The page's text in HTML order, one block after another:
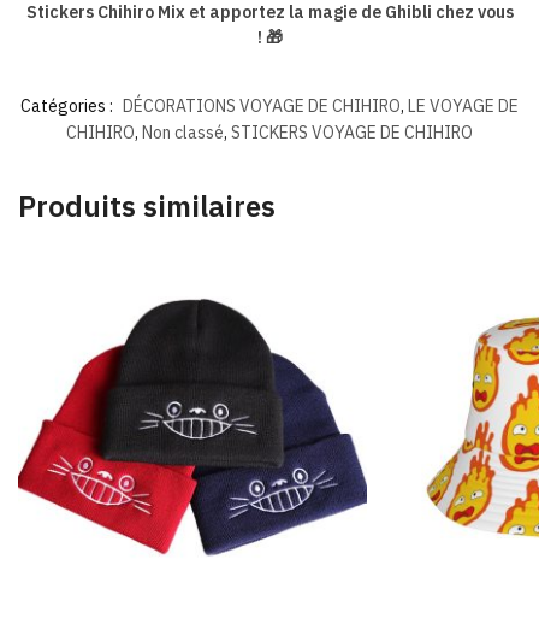
Stickers Chihiro Mix et apportez la magie de Ghibli chez vous
! 🎁
Catégories : DÉCORATIONS VOYAGE DE CHIHIRO, LE VOYAGE DE
CHIHIRO, Non classé, STICKERS VOYAGE DE CHIHIRO
Produits similaires